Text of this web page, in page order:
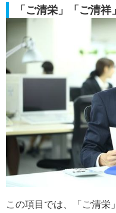
「ご清栄」「ご清
この項目では、「ご清栄